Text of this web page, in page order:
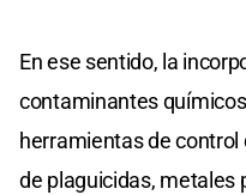
En ese sentido, la
contaminantes
herramientas de control
de plaguicidas, metales